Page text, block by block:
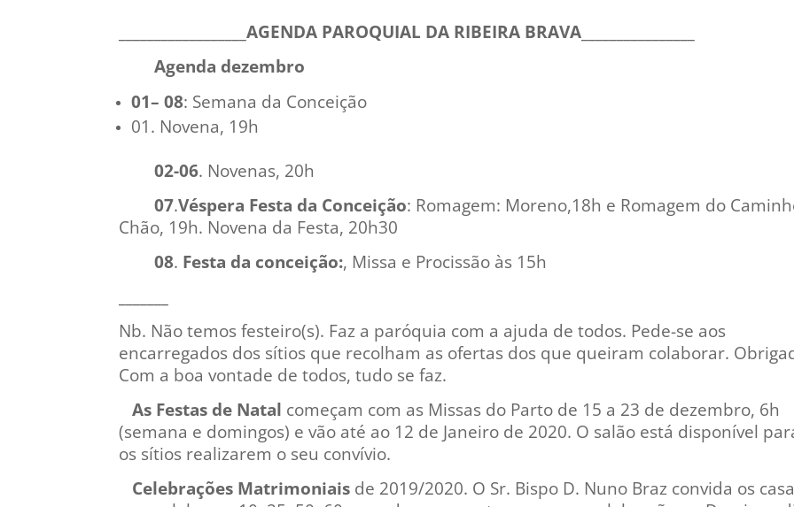
__________________AGENDA PAROQUIAL DA RIBEIRA BRAVA________________
Agenda dezembro
01– 08: Semana da Conceição
01. Novena, 19h
02-06. Novenas, 20h
07.Véspera Festa da Conceição: Romagem: Moreno,18h e Romagem do
Chão, 19h. Novena da Festa, 20h30
08. Festa da conceição:, Missa e Procissão às 15h
Nb. Não temos festeiro(s). Faz a paróquia com a ajuda de todos. Pede-se aos
encarregados dos sítios que recolham as ofertas dos que queiram colaborar.
Com a boa vontade de todos, tudo se faz.
As Festas de Natal começam com as Missas do Parto de 15 a 23 de dezembro, 6h
(semana e domingos) e vão até ao 12 de Janeiro de 2020. O salão está disponível
os sítios realizarem o seu convívio.
Celebrações Matrimoniais de 2019/2020. O Sr. Bispo D. Nuno Braz convida os